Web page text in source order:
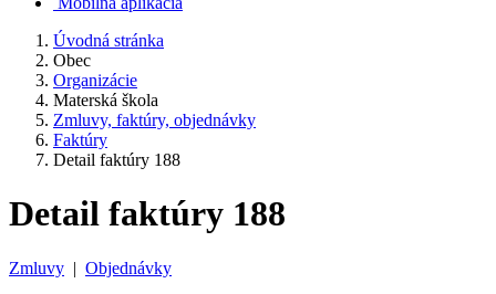
Úvodná stránka
Obec
Organizácie
Materská škola
Zmluvy, faktúry, objednávky
Faktúry
Detail faktúry 188
Detail faktúry 188
Zmluvy | Objednávky